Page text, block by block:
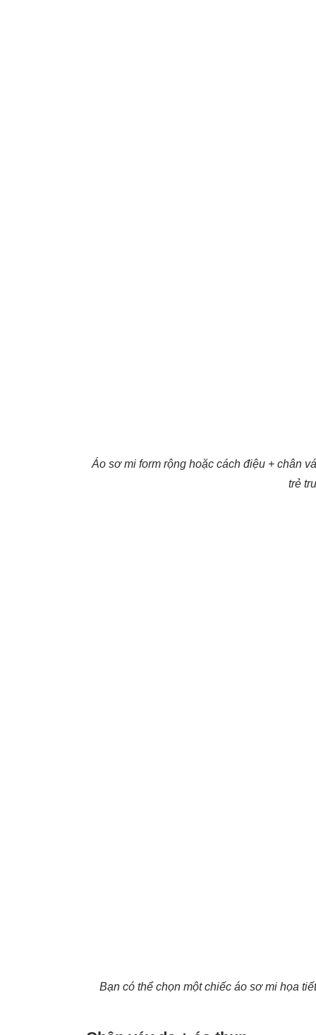
Áo sơ mi form rộng hoặc cách điệu + chân
trẻ
Bạn có thể chọn một chiếc áo sơ mi họa